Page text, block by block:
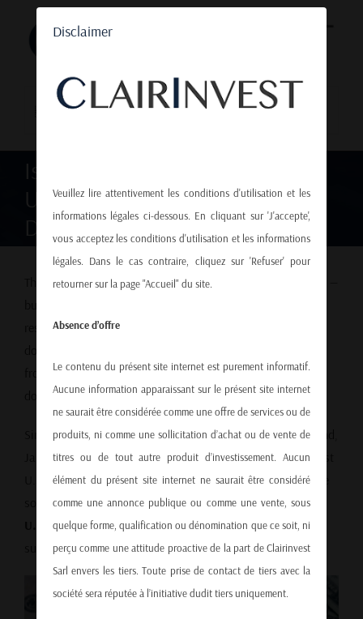
contenu
Aller à...
Is the Dollar Really Dying?
Unpacking the Recent Dollar
Decline
The U.S. dollar has taken a noticeable hit in recent months —
reserve currency? Between January and July, we saw the
from $1.024 to $1.125, reflecting a roughly 10% drop in the
dollar’s value.
Similar trends have been observed against the British pound,
Japanese yen, and Canadian dollar (you can track the latest
U.S. Dollar Indexhere).Unsurprisingly, some analysts have
sounded alarm bells:“The dollar is collapsing!”or “The
U.S. will lose its global dominance!”But does the data
support these claims?
Disclaimer
Veuillez lire attentivement les conditions d'utilisation et les
informations légales ci-dessous. En cliquant sur 'J'accepte',
vous acceptez les conditions d'utilisation et les informations
légales. Dans le cas contraire, cliquez sur 'Refuser' pour
retourner sur la page "Accueil" du site.
Absence d’offre
Le contenu du présent site internet est purement informatif.
Aucune information apparaissant sur le présent site internet
ne saurait être considérée comme une offre de services ou de
produits, ni comme une sollicitation d’achat ou de vente de
titres ou de tout autre produit d’investissement. Aucun
élément du présent site internet ne saurait être considéré
comme une annonce publique ou comme une vente, sous
quelque forme, qualification ou dénomination que ce soit, ni
perçu comme une attitude proactive de la part de Clairinvest
Sarl envers les tiers. Toute prise de contact de tiers avec la
société sera réputée à l’initiative dudit tiers uniquement.